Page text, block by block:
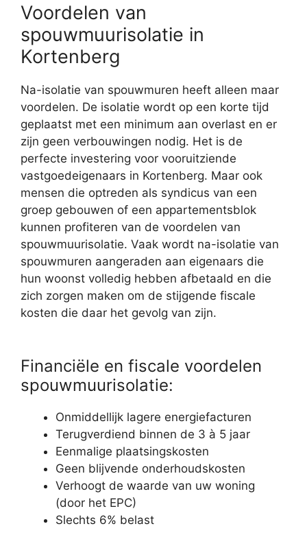
Voordelen van
spouwmuurisolatie in
Kortenberg
Na-isolatie van spouwmuren heeft alleen maar
voordelen. De isolatie wordt op een korte tijd
geplaatst met een minimum aan overlast en er
zijn geen verbouwingen nodig. Het is de
perfecte investering voor vooruitziende
vastgoedeigenaars in Kortenberg. Maar ook
mensen die optreden als syndicus van een
groep gebouwen of een appartementsblok
kunnen profiteren van de voordelen van
spouwmuurisolatie. Vaak wordt na-isolatie van
spouwmuren aangeraden aan eigenaars die
hun woonst volledig hebben afbetaald en die
zich zorgen maken om de stijgende fiscale
kosten die daar het gevolg van zijn.
Financiële en fiscale voordelen
spouwmuurisolatie:
Onmiddellijk lagere energiefacturen
Terugverdiend binnen de 3 à 5 jaar
Eenmalige plaatsingskosten
Geen blijvende onderhoudskosten
Verhoogt de waarde van uw woning
(door het EPC)
Slechts 6% belast